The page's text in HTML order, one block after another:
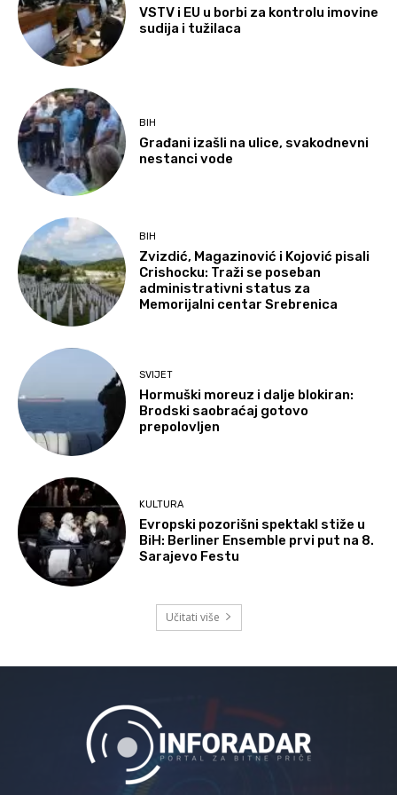
VSTV i EU u borbi za kontrolu imovine
sudija i tužilaca
BIH
Građani izašli na ulice, svakodnevni
nestanci vode
BIH
Zvizdić, Magazinović i Kojović pisali
Crishocku: Traži se poseban
administrativni status za
Memorijalni centar Srebrenica
SVIJET
Hormuški moreuz i dalje blokiran:
Brodski saobraćaj gotovo
prepolovljen
KULTURA
Evropski pozorišni spektakl stiže u
BiH: Berliner Ensemble prvi put na 8.
Sarajevo Festu
Učitati više